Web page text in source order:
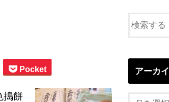
Pocket
搗餅
アーカ